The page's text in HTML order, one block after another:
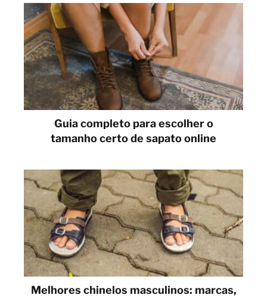
Guia completo para escolher o
tamanho certo de sapato online
Melhores chinelos masculinos: marcas,